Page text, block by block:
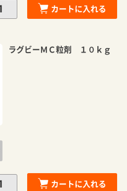
カートに入れる
ラグビーＭＣ粒剤 １０ｋｇ
カートに入れる